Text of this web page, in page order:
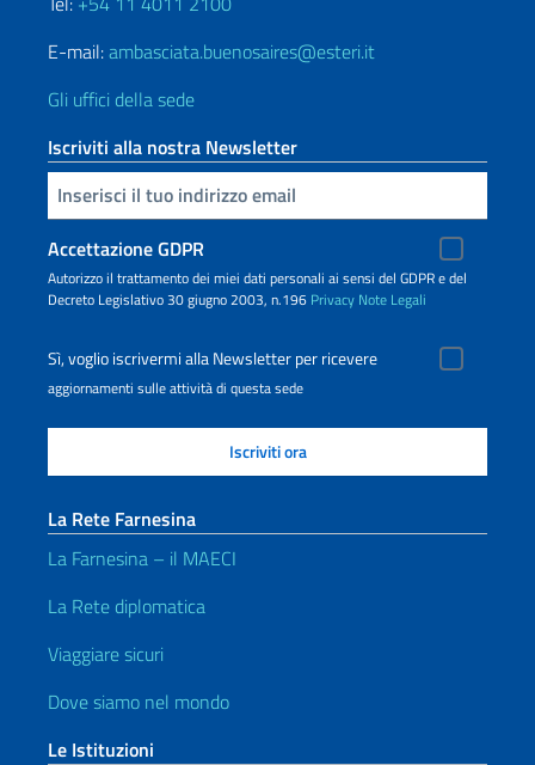
E-mail:ambasciata.buenosaires@esteri.it
Gli uffici della sede
Iscriviti alla nostra Newsletter
Inserisci la tua email
Accettazione GDPR
Autorizzo il trattamento dei miei dati personali ai sensi del GDPR e del
Decreto Legislativo 30 giugno 2003, n.196 Privacy Note Legali
Sì, voglio iscrivermi alla Newsletter per ricevere
aggiornamenti sulle attività di questa sede
La Rete Farnesina
La Farnesina – il MAECI
La Rete diplomatica
Viaggiare sicuri
Dove siamo nel mondo
Le Istituzioni